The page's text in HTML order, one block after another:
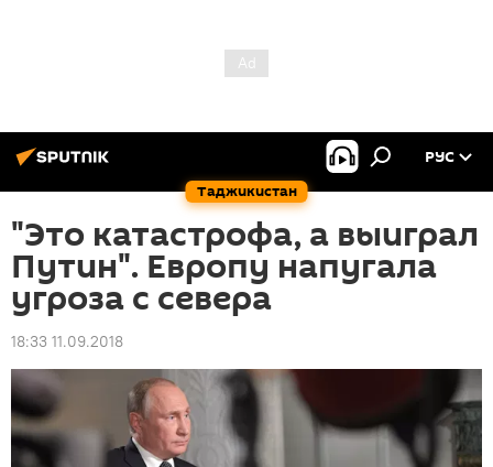
Таджикистан
РУС
"Это катастрофа, а выиграл
Путин". Европу напугала
угроза с севера
18:33 11.09.2018